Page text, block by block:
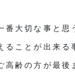
番大切な事と思
ることが出来る
高齢の方が最後